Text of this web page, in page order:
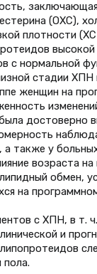
(ОХС),
плотности
с нормальной
стадии ХПН
женщин на
достоверно
также у
возраста
обмен,
на
с ХПН, в т.
и
пола.